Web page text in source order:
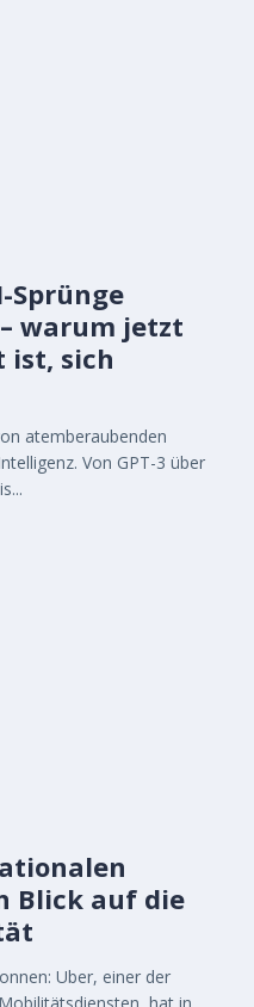
Sprünge
warum jetzt
ist, sich
atemberaubenden
Von GPT-3 über
Blick auf die
Uber, einer der
hat in